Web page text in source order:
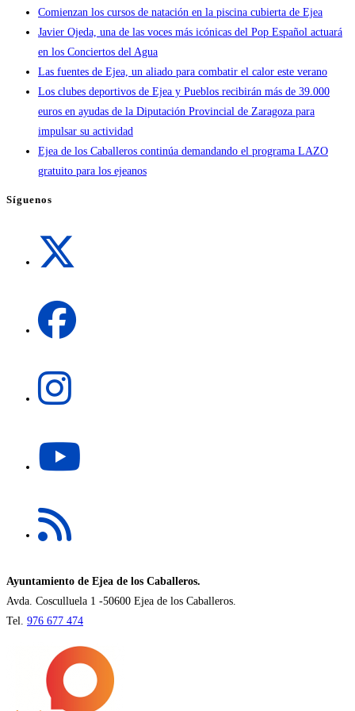
Comienzan los cursos de natación en la piscina cubierta de Ejea
Javier Ojeda, una de las voces más icónicas del Pop Español actuará
en los Conciertos del Agua
Las fuentes de Ejea, un aliado para combatir el calor este verano
Los clubes deportivos de Ejea y Pueblos recibirán más de 39.000
euros en ayudas de la Diputación Provincial de Zaragoza para
impulsar su actividad
Ejea de los Caballeros continúa demandando el programa LAZO
gratuito para los ejeanos
Síguenos
pestaña
abre
abre
nueva
pestaña
en
nueva
pestaña
Ayuntamiento de Ejea de los Caballeros.
Avda. Cosculluela 1 -50600 Ejea de los Caballeros.
Tel. 976 677 474